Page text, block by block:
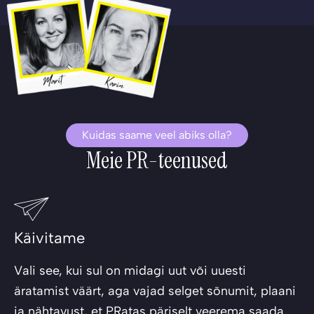
Kuidas saame veel abiks olla?
Meie PR-teenused
Käivitame
Vali see, kui sul on midagi uut või uuesti
äratamist väärt, aga vajad selget sõnumit, plaani